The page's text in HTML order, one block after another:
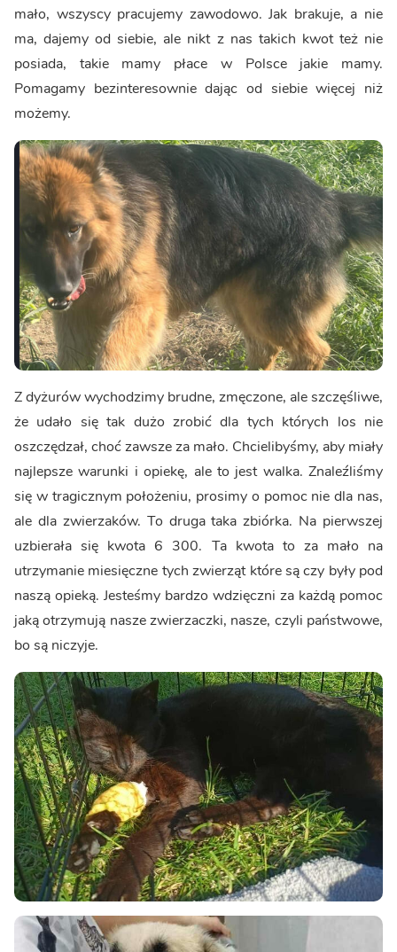
mało, wszyscy pracujemy zawodowo. Jak brakuje, a nie
ma, dajemy od siebie, ale nikt z nas takich kwot też nie
posiada, takie mamy płace w Polsce jakie mamy.
Pomagamy bezinteresownie dając od siebie więcej niż
możemy.
Z dyżurów wychodzimy brudne, zmęczone, ale szczęśliwe,
że udało się tak dużo zrobić dla tych których los nie
oszczędzał, choć zawsze za mało. Chcielibyśmy, aby miały
najlepsze warunki i opiekę, ale to jest walka. Znaleźliśmy
się w tragicznym położeniu, prosimy o pomoc nie dla nas,
ale dla zwierzaków. To druga taka zbiórka. Na pierwszej
uzbierała się kwota 6 300. Ta kwota to za mało na
utrzymanie miesięczne tych zwierząt które są czy były pod
naszą opieką. Jesteśmy bardzo wdzięczni za każdą pomoc
jaką otrzymują nasze zwierzaczki, nasze, czyli państwowe,
bo są niczyje.